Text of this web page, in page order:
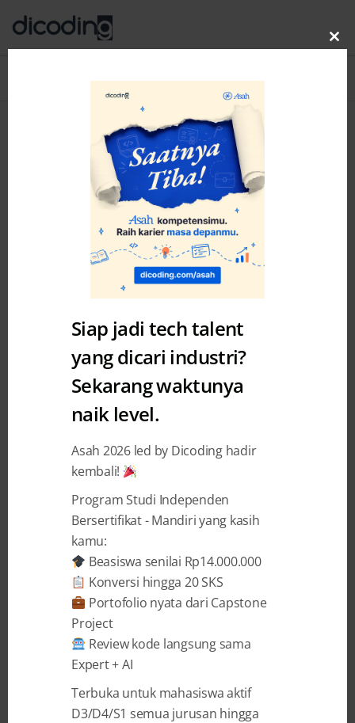
#ceritadicoding : Story of
Dicoding
secara resmi diluncurkan tanggal 5 Januari 2015
untuk menjembatani developer Indonesia dengan kebutuhan
dan permintaan pasar yang semakin kompetitif. Melalui
keempat pilar:challenge, event, academy,dan
secara giat bekerja untuk mewujudkan misinya
menumbuhkembangkan ekosistem industri IT di Indonesia
dengan mengasah talenta terbaik menghasilkan produk
teknologi unggul yang mampu bersaing di pasar lokal
maupun global.
BACA SELENGKAPNYA →
Siap jadi tech talent
yang dicari industri?
Sekarang waktunya
naik level.
Asah 2026 led by Dicoding hadir
kembali!
Program Studi Independen
Bersertifikat - Mandiri yang kasih
kamu:
Beasiswa senilai Rp14.000.000
Konversi hingga 20 SKS
Portofolio nyata dari Capstone
Project
Review kode langsung sama
Expert + AI
Terbuka untuk mahasiswa aktif
D3/D4/S1 semua jurusan hingga